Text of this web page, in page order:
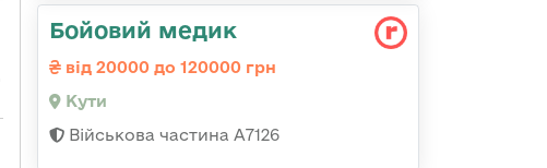
Бойовий медик
від 20000 до 120000 грн
Кути
Військова частина А7126